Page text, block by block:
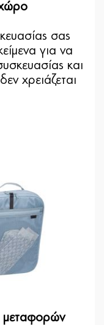
χώρο
σας
για να
και
χρειάζεται
μεταφορών